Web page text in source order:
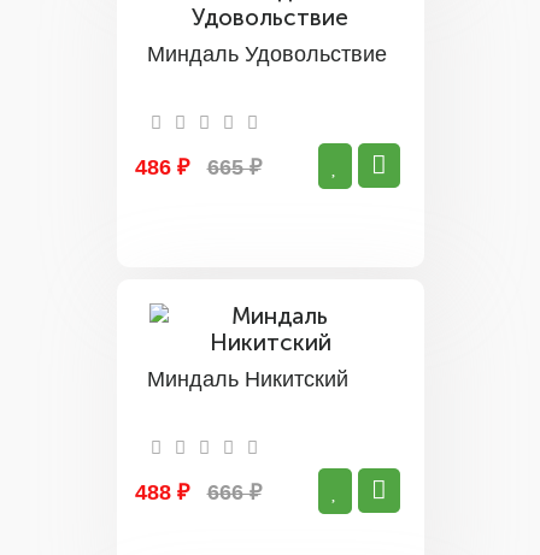
Миндаль Удовольствие
486 ₽ 665 ₽
Миндаль Никитский
488 ₽ 666 ₽